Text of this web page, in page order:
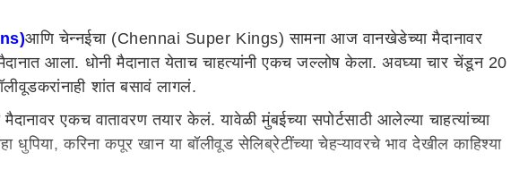
आणि चेन्नईचा (Chennai Super Kings) सामना आज वानखेडेच्या मैदानावर
आला. धोनी मैदानात येताच चाहत्यांनी एकच जल्लोष केला. अवघ्या चार चेंडून 20
शांत बसावं लागलं.
एकच वातावरण तयार केलं. यावेळी मुंबईच्या सपोर्टसाठी आलेल्या चाहत्यांच्या
धुपिया, करिना कपूर खान या बॉलीवूड सेलिब्रेटींच्या चेहऱ्यावरचे भाव देखील काहिश्या